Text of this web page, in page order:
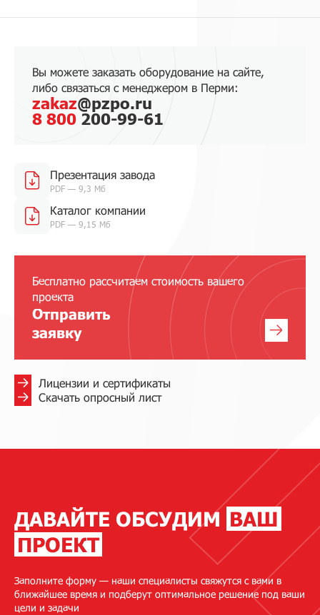
Вы можете заказать оборудование на сайте,
либо связаться с менеджером в Перми:
zakaz@pzpo.ru
8 800 200-99-61
Презентация завода
PDF — 9,3 Мб
Каталог компании
PDF — 9,15 Мб
Бесплатно рассчитаем стоимость вашего
проекта
Отправить
заявку
Лицензии и сертификаты
Скачать опросный лист
ДАВАЙТЕ ОБСУДИМ ВАШ
ПРОЕКТ
Заполните форму — наши специалисты свяжутся с вами в
ближайшее время и подберут оптимальное решение под ваши
цели и задачи